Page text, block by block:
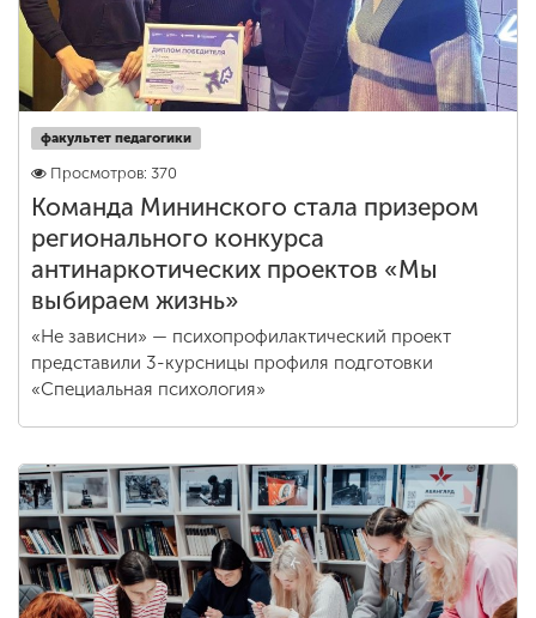
факультет педагогики
Просмотров: 370
Команда Мининского стала призером
регионального конкурса
антинаркотических проектов «Мы
выбираем жизнь»
«Не зависни» — психопрофилактический проект
представили 3-курсницы профиля подготовки
«Специальная психология»